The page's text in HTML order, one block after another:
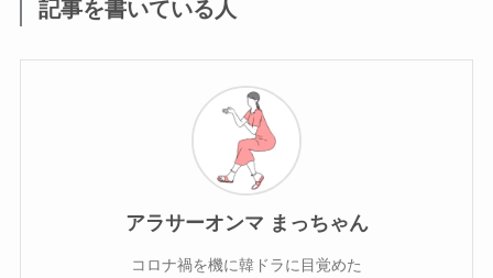
記事を書いている人
アラサーオンマ まっちゃん
コロナ禍を機に韓ドラに目覚めた